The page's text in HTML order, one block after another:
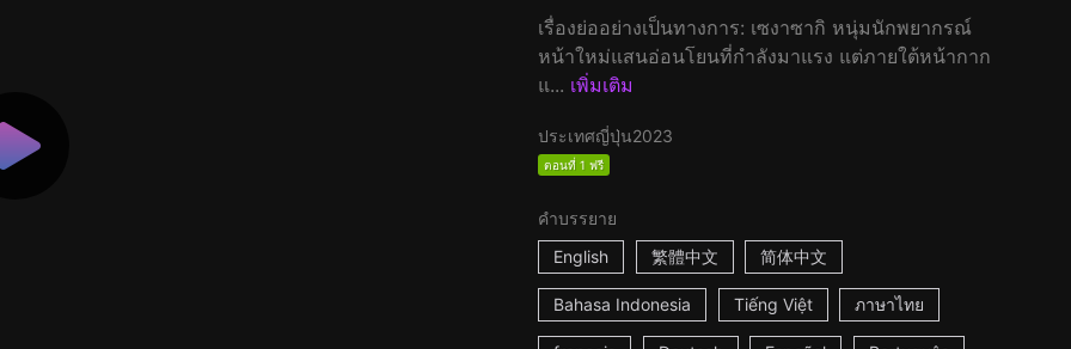
เรื่องย่ออย่างเป็นทางการ: เซงาซากิ หนุ่มนักพยากรณ์
หน้าใหม่แสนอ่อนโยนที่กำลังมาแรง แต่ภายใต้หน้ากาก
แ... เพิ่มเติม
ประเทศญี่ปุ่น2023
ตอนที่ 1 ฟรี
คำบรรยาย
English
繁體中文 简体中文
Bahasa Indonesia Tiếng Việt ภาษาไทย